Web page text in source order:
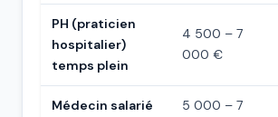
PH (praticien
hospitalier)
temps plein
4 500 – 7
000 €
Médecin salarié
5 000 – 7